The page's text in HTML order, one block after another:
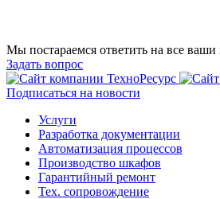
Мы постараемся ответить на все
Задать вопрос
Подписаться на новости
Услуги
Разработка документации
Автоматизация процессов
Производство шкафов
Гарантийный ремонт
Тех. сопровождение